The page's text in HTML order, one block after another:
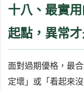
十八、最實
起點，異常
面對過期優格，最
定壞」或「看起來